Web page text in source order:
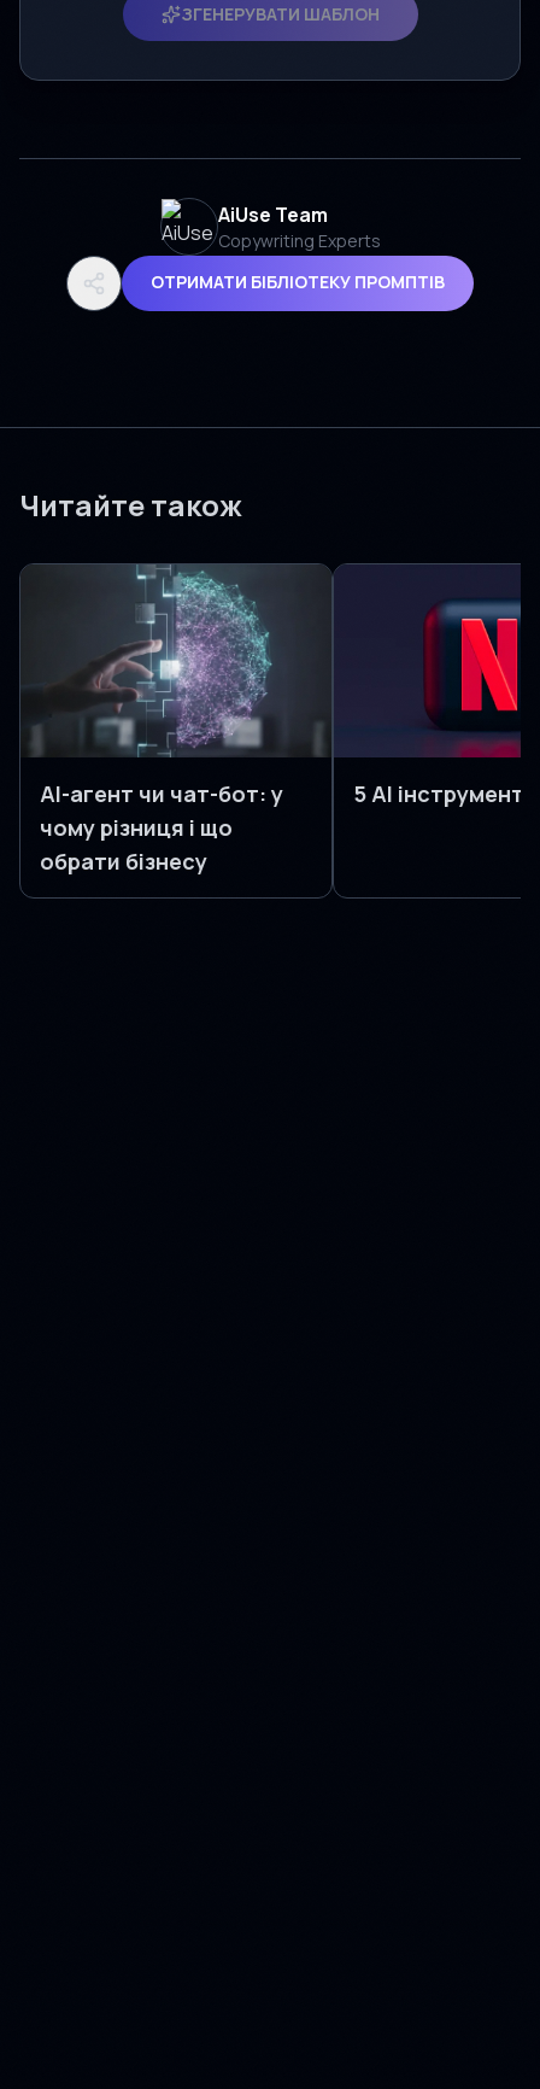
ЗГЕНЕРУВАТИ ШАБЛОН
AiUse Team
Copywriting Experts
ОТРИМАТИ БІБЛІОТЕКУ ПРОМПТІВ
Читайте також
AI-агент чи чат-бот: у
чому різниця і що
обрати бізнесу
5 AI